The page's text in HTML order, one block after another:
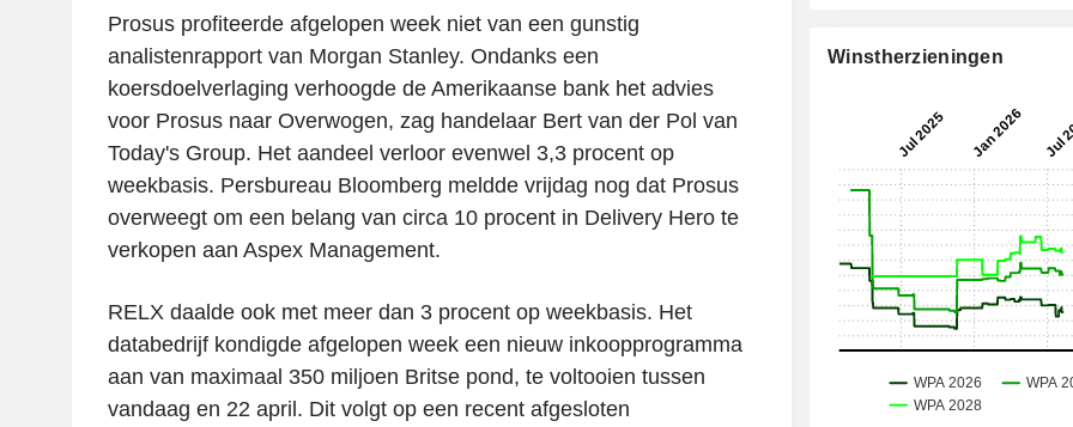
Prosus profiteerde afgelopen week niet van een gunstig
analistenrapport van Morgan Stanley. Ondanks een
koersdoelverlaging verhoogde de Amerikaanse bank het advies
voor Prosus naar Overwogen, zag handelaar Bert van der Pol van
Today's Group. Het aandeel verloor evenwel 3,3 procent op
weekbasis. Persbureau Bloomberg meldde vrijdag nog dat Prosus
overweegt om een belang van circa 10 procent in Delivery Hero te
verkopen aan Aspex Management.
RELX daalde ook met meer dan 3 procent op weekbasis. Het
databedrijf kondigde afgelopen week een nieuw inkoopprogramma
aan van maximaal 350 miljoen Britse pond, te voltooien tussen
vandaag en 22 april. Dit volgt op een recent afgesloten
Winstherzieningen